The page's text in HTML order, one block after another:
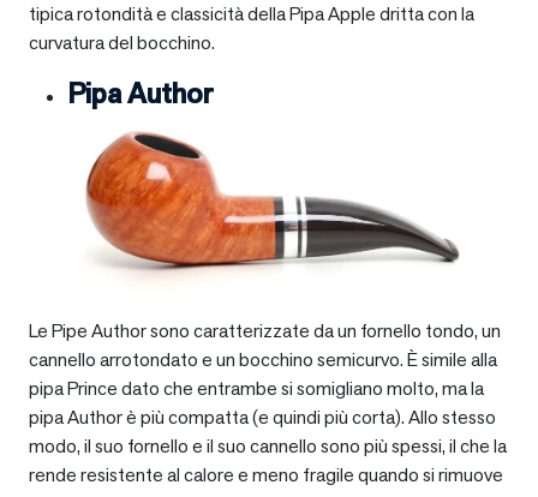
tipica rotondità e classicità della Pipa Apple dritta con la
curvatura del bocchino.
Pipa Author
Le Pipe Author sono caratterizzate da un fornello tondo, un
cannello arrotondato e un bocchino semicurvo. È simile alla
pipa Prince dato che entrambe si somigliano molto, ma la
pipa Author è più compatta (e quindi più corta). Allo stesso
modo, il suo fornello e il suo cannello sono più spessi, il che la
rende resistente al calore e meno fragile quando si rimuove